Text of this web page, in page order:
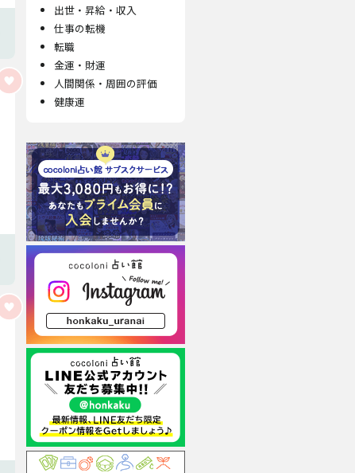
出世・昇給・収入
仕事の転機
転職
金運・財運
人間関係・周囲の評価
健康運